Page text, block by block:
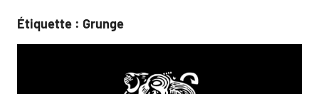
Étiquette : Grunge